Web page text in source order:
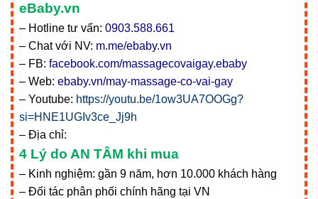
eBaby.vn
– Hotline tư vấn: 0903.588.661
– Chat với NV: m.me/ebaby.vn
– FB: facebook.com/massagecovaigay.ebaby
– Web: ebaby.vn/may-massage-co-vai-gay
– Youtube: https://youtu.be/1ow3UA7OOGg?
si=HNE1UGIv3ce_Jj9h
– Địa chỉ:
4 Lý do AN TÂM khi mua
– Kinh nghiệm: gần 9 năm, hơn 10.000 khách hàng
– Đối tác phân phối chính hãng tại VN